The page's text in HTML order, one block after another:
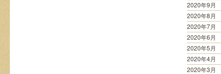
2020年9月
2020年8月
2020年7月
2020年6月
2020年5月
2020年4月
2020年3月